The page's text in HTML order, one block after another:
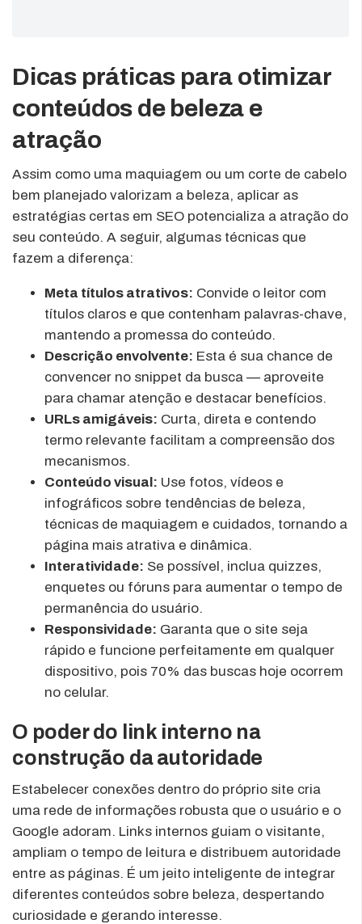
Dicas práticas para otimizar
conteúdos de beleza e
atração
Assim como uma maquiagem ou um corte de cabelo
bem planejado valorizam a beleza, aplicar as
estratégias certas em SEO potencializa a atração do
seu conteúdo. A seguir, algumas técnicas que
fazem a diferença:
Meta títulos atrativos: Convide o leitor com
títulos claros e que contenham palavras-chave,
mantendo a promessa do conteúdo.
Descrição envolvente: Esta é sua chance de
convencer no snippet da busca — aproveite
para chamar atenção e destacar benefícios.
URLs amigáveis: Curta, direta e contendo
termo relevante facilitam a compreensão dos
mecanismos.
Conteúdo visual: Use fotos, vídeos e
infográficos sobre tendências de beleza,
técnicas de maquiagem e cuidados, tornando a
página mais atrativa e dinâmica.
Interatividade: Se possível, inclua quizzes,
enquetes ou fóruns para aumentar o tempo de
permanência do usuário.
Responsividade: Garanta que o site seja
rápido e funcione perfeitamente em qualquer
dispositivo, pois 70% das buscas hoje ocorrem
no celular.
O poder do link interno na
construção da autoridade
Estabelecer conexões dentro do próprio site cria
uma rede de informações robusta que o usuário e o
Google adoram. Links internos guiam o visitante,
ampliam o tempo de leitura e distribuem autoridade
entre as páginas. É um jeito inteligente de integrar
diferentes conteúdos sobre beleza, despertando
curiosidade e gerando interesse.